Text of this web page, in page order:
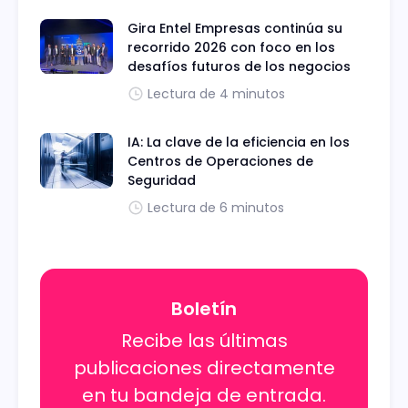
Gira Entel Empresas continúa su
recorrido 2026 con foco en los
desafíos futuros de los negocios
Lectura de 4 minutos
IA: La clave de la eficiencia en los
Centros de Operaciones de
Seguridad
Lectura de 6 minutos
Boletín
Recibe las últimas
publicaciones directamente
en tu bandeja de entrada.